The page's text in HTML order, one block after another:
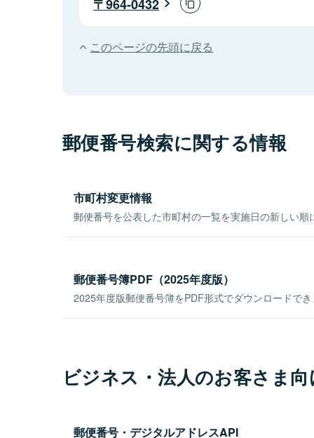
964-0432
このページの先頭に戻る
郵便番号検索に関する情報
市町村変更情報
郵便番号を公表した市町村の一覧を実施日の新しい順
郵便番号簿PDF（2025年度版）
2025年度版郵便番号簿をPDF形式でダウンロードでき
ビジネス・法人のお客さま向
郵便番号・デジタルアドレスAPI